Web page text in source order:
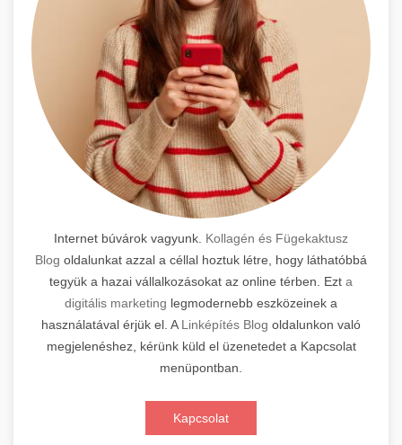
Internet búvárok vagyunk. Kollagén és Fügekaktusz
Blog oldalunkat azzal a céllal hoztuk létre, hogy láthatóbbá
tegyük a hazai vállalkozásokat az online térben. Ezt a
digitális marketing legmodernebb eszközeinek a
használatával érjük el. A Linképítés Blog oldalunkon való
megjelenéshez, kérünk küld el üzenetedet a Kapcsolat
menüpontban.
Kapcsolat